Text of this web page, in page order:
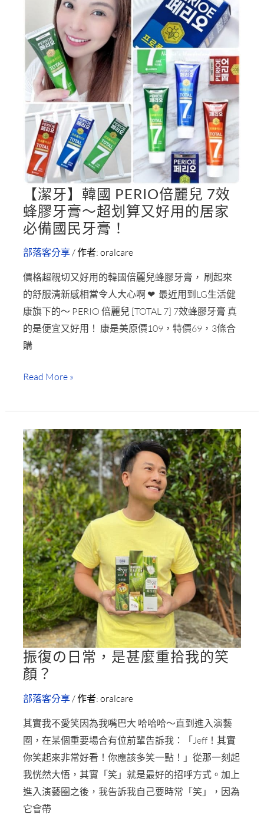
策
刷．
潔
牙
線．
間
刷
【潔牙】韓國 PERIO倍麗兒 7效
蜂膠牙膏～超划算又好用的居家
必備國民牙膏！
部落客分享/ 作者: oralcare
價格超親切又好用的韓國倍麗兒蜂膠牙膏， 刷起來
的舒服清新感相當令人大心啊 ❤ 最近用到LG生活健
康旗下的～ PERIO 倍麗兒 [TOTAL 7] 7效蜂膠牙膏 真
的是便宜又好用！ 康是美原價109，特價69，3條合
購
【潔
牙】
韓
PERIO
倍
麗
兒
7
效
膠
膏
～
超
划
算
又
好
用
的
居
家
必
備
國
民
牙
Read More »
振復の日常，是甚麼重拾我的笑
顏？
部落客分享/ 作者: oralcare
其實我不愛笑因為我嘴巴大 哈哈哈～直到進入演藝
圈，在某個重要場合有位前輩告訴我：「Jeff！其實
你笑起來非常好看！你應該多笑一點！」從那一刻起
我恍然大悟，其實「笑」就是最好的招呼方式。加上
進入演藝圈之後，我告訴我自己要時常「笑」，因為
它會帶
振
復
日
常，
是
甚
麼
重
拾